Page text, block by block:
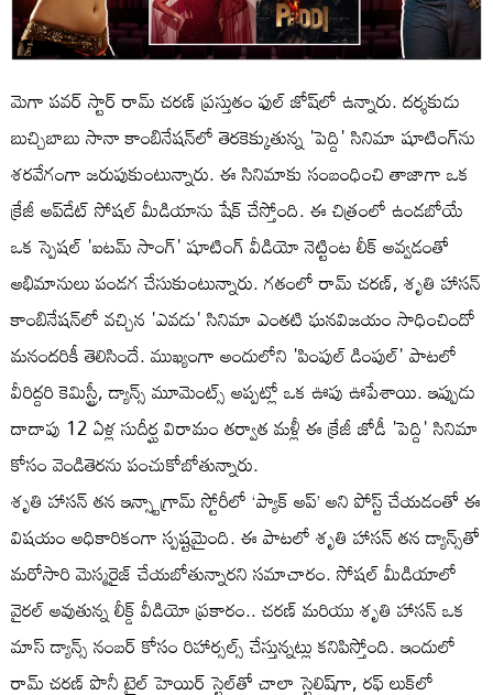
మెగా పవర్ స్టార్ రామ్ చరణ్ ప్రస్తుతం ఫుల్ జోష్‌లో ఉన్నారు. దర్శకుడు
బుచ్చిబాబు సానా కాంబినేషన్‌లో తెరకెక్కుతున్న 'పెద్ది' సినిమా షూటింగ్‌ను
శరవేగంగా జరుపుకుంటున్నారు. ఈ సినిమాకు సంబంధించి తాజాగా ఒక
క్రేజీ అప్‌డేట్ సోషల్ మీడియాను షేక్ చేస్తోంది. ఈ చిత్రంలో ఉండబోయే
ఒక స్పెషల్ 'ఐటమ్ సాంగ్' షూటింగ్ వీడియో నెట్టింట లీక్ అవ్వడంతో
అభిమానులు పండగ చేసుకుంటున్నారు. గతంలో రామ్ చరణ్, శృతి హాసన్
కాంబినేషన్‌లో వచ్చిన 'ఎవడు' సినిమా ఎంతటి ఘనవిజయం సాధించిందో
మనందరికీ తెలిసిందే. ముఖ్యంగా అందులోని 'పింపుల్ డింపుల్' పాటలో
వీరిద్దరి కెమిస్ట్రీ, డ్యాన్స్ మూమెంట్స్ అప్పట్లో ఒక ఊపు ఊపేశాయి. ఇప్పుడు
దాదాపు 12 ఏళ్ల సుదీర్ఘ విరామం తర్వాత మళ్లీ ఈ క్రేజీ జోడీ 'పెద్ది' సినిమా
కోసం వెండితెరను పంచుకోబోతున్నారు.
శృతి హాసన్ తన ఇన్స్టాగ్రామ్ స్టోరీలో ‘ప్యాక్ అప్’ అని పోస్ట్ చేయడంతో ఈ
విషయం అధికారికంగా స్పష్టమైంది. ఈ పాటలో శృతి హాసన్ తన డ్యాన్స్‌తో
మరోసారి మెస్మరైజ్ చేయబోతున్నారని సమాచారం. సోషల్ మీడియాలో
వైరల్ అవుతున్న లీక్డ్ వీడియో ప్రకారం.. చరణ్ మరియు శృతి హాసన్ ఒక
మాస్ డ్యాన్స్ నంబర్ కోసం రిహార్సల్స్ చేస్తున్నట్లు కనిపిస్తోంది. ఇందులో
రామ్ చరణ్ పొనీ టైల్ హెయిర్ స్టైల్‌తో చాలా స్టైలిష్‌గా, రఫ్ లుక్‌లో